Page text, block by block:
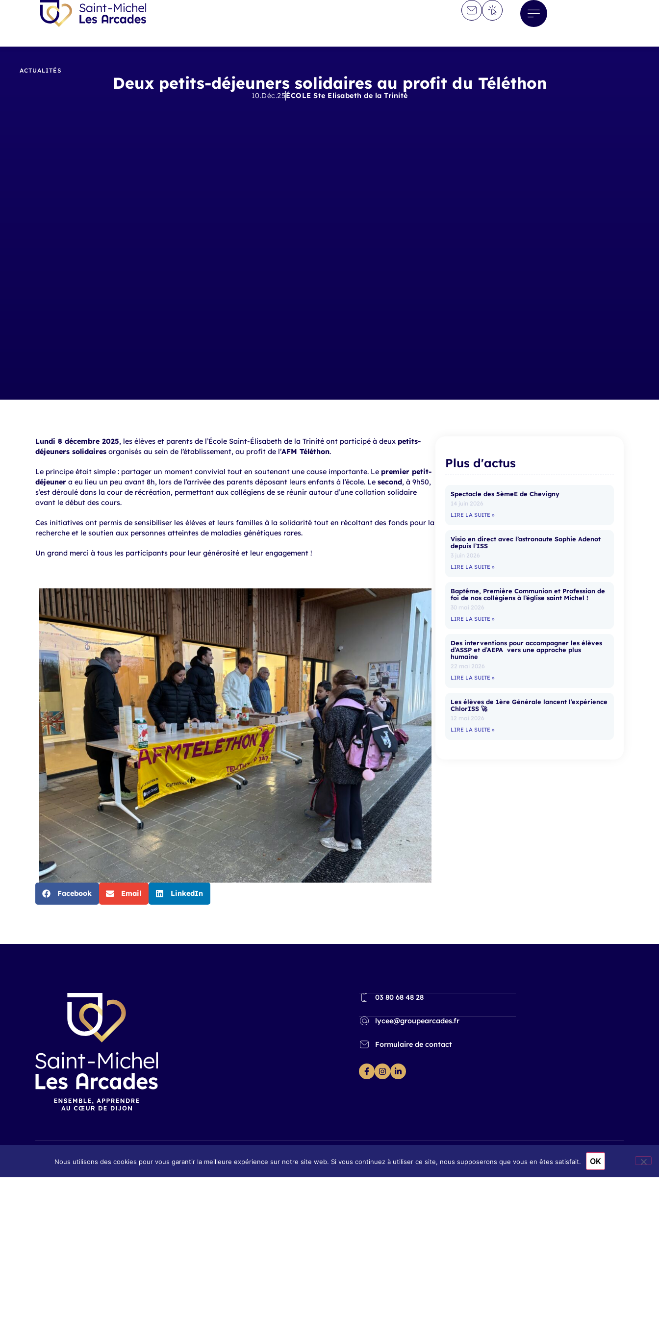
ACTUALITÉS
Deux petits-déjeuners solidaires au profit du Téléthon
10.Déc.25ÉCOLE Ste Elisabeth de la Trinité
Lundi 8 décembre 2025, les élèves et parents de l’École Saint-Élisabeth de la Trinité ont participé à deux petits-
déjeuners solidaires organisés au sein de l’établissement, au profit de l’AFM Téléthon.
Le principe était simple : partager un moment convivial tout en soutenant une cause importante. Le premier petit-
déjeuner a eu lieu un peu avant 8h, lors de l’arrivée des parents déposant leurs enfants à l’école. Le second, à 9h50,
s’est déroulé dans la cour de récréation, permettant aux collégiens de se réunir autour d’une collation solidaire
avant le début des cours.
Ces initiatives ont permis de sensibiliser les élèves et leurs familles à la solidarité tout en récoltant des fonds pour la
recherche et le soutien aux personnes atteintes de maladies génétiques rares.
Un grand merci à tous les participants pour leur générosité et leur engagement !
Facebook Email LinkedIn
Plus d'actus
Spectacle des 5èmeE de Chevigny
14 juin 2026
LIRE LA SUITE »
Visio en direct avec l’astronaute Sophie Adenot
depuis l’ISS
3 juin 2026
LIRE LA SUITE »
Baptême, Première Communion et Profession de
foi de nos collégiens à l’église saint Michel !
30 mai 2026
LIRE LA SUITE »
Des interventions pour accompagner les élèves
d’ASSP et d’AEPA vers une approche plus
humaine
22 mai 2026
LIRE LA SUITE »
Les élèves de 1ère Générale lancent l’expérience
ChlorISS 🚀
12 mai 2026
LIRE LA SUITE »
03 80 68 48 28
lycee@groupearcades.fr
Formulaire de contact
Nous utilisons des cookies pour vous garantir la meilleure expérience sur notre site web. Si vous continuez à utiliser ce site, nous supposerons que vous en êtes satisfait. OK